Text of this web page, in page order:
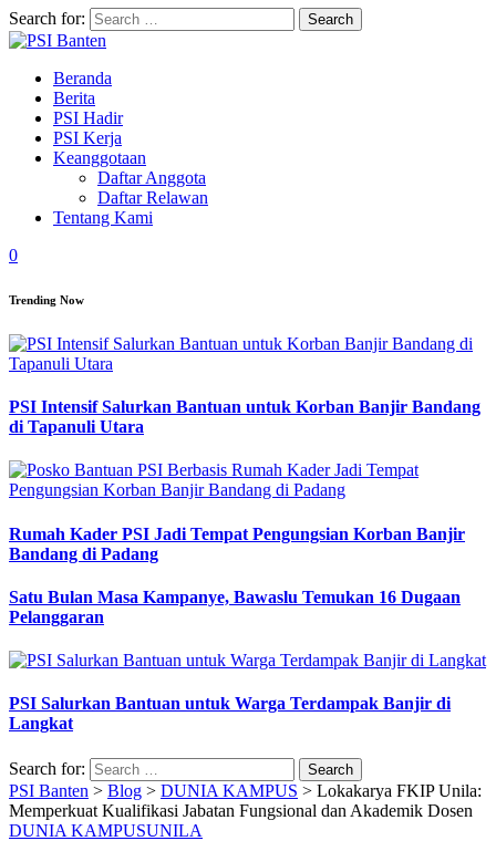
Search for:
Beranda
Berita
PSI Hadir
PSI Kerja
Keanggotaan
Daftar Anggota
Daftar Relawan
Tentang Kami
0
Trending Now
PSI Intensif Salurkan Bantuan untuk Korban Banjir Bandang
di Tapanuli Utara
Rumah Kader PSI Jadi Tempat Pengungsian Korban Banjir
Bandang di Padang
Satu Bulan Masa Kampanye, Bawaslu Temukan 16 Dugaan
Pelanggaran
PSI Salurkan Bantuan untuk Warga Terdampak Banjir di
Langkat
Search for:
PSI Banten > Blog > DUNIA KAMPUS > Lokakarya FKIP Unila:
Memperkuat Kualifikasi Jabatan Fungsional dan Akademik Dosen
DUNIA KAMPUSUNILA